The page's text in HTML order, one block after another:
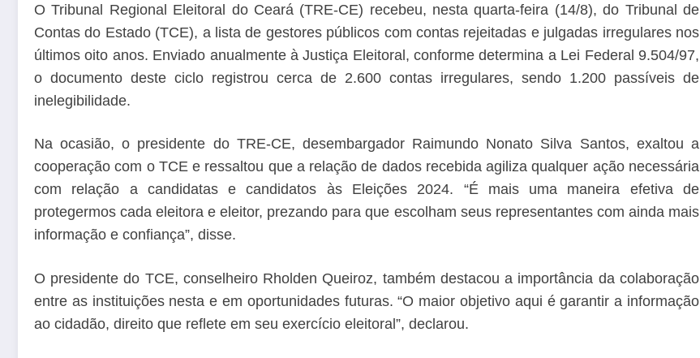
O Tribunal Regional Eleitoral do Ceará (TRE-CE) recebeu, nesta quarta-feira (14/8), do Tribunal de
Contas do Estado (TCE), a lista de gestores públicos com contas rejeitadas e julgadas irregulares nos
últimos oito anos. Enviado anualmente à Justiça Eleitoral, conforme determina a Lei Federal 9.504/97,
o documento deste ciclo registrou cerca de 2.600 contas irregulares, sendo 1.200 passíveis de
inelegibilidade.
Na ocasião, o presidente do TRE-CE, desembargador Raimundo Nonato Silva Santos, exaltou a
cooperação com o TCE e ressaltou que a relação de dados recebida agiliza qualquer ação necessária
com relação a candidatas e candidatos às Eleições 2024. “É mais uma maneira efetiva de
protegermos cada eleitora e eleitor, prezando para que escolham seus representantes com ainda mais
informação e confiança”, disse.
O presidente do TCE, conselheiro Rholden Queiroz, também destacou a importância da colaboração
entre as instituições nesta e em oportunidades futuras. “O maior objetivo aqui é garantir a informação
ao cidadão, direito que reflete em seu exercício eleitoral”, declarou.